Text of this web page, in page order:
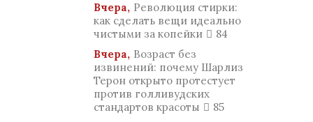
Вчера, Революция стирки:
как сделать вещи идеально
чистыми за копейки
84
Вчера, Возраст без
извинений: почему Шарлиз
Терон открыто протестует
против голливудских
стандартов красоты
85